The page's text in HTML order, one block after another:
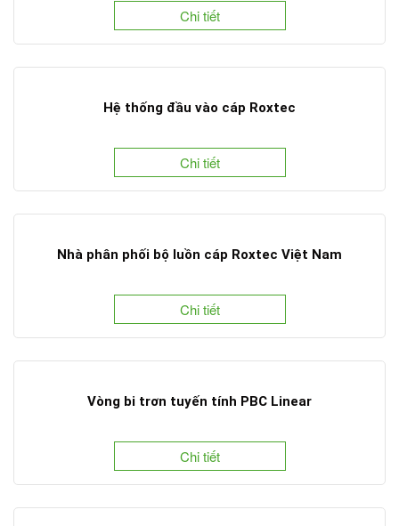
Chi tiết
Hệ thống đầu vào cáp Roxtec
Chi tiết
Nhà phân phối bộ luồn cáp Roxtec Việt Nam
Chi tiết
Vòng bi trơn tuyến tính PBC Linear
Chi tiết